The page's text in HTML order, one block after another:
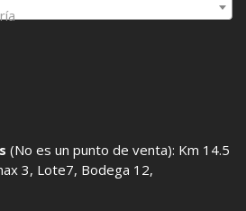
(No es un punto de venta): Km 14.5
3, Lote7, Bodega 12,